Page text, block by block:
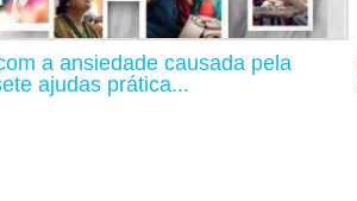
a ansiedade causada pela
ajudas prática...